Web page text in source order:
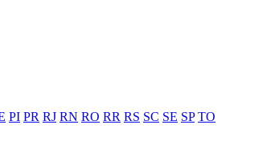
PI PR RJ RN RO RR RS SC SE SP TO